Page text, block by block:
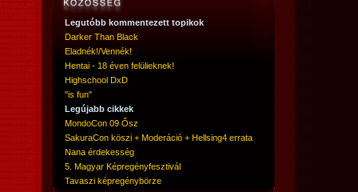
Legutóbb kommentezett topikok
Darker Than Black
Eladnék!/Vennék!
Hentai - 18 éven felülieknek!
Highschool DxD
"is fun"
Legújabb cikkek
MondoCon 09 Ősz
SakuraCon köszi + Moderáció + Hellsing4 errata
Nana érdekesség
5. Magyar Képregényfesztivál
Tavaszi képregénybörze